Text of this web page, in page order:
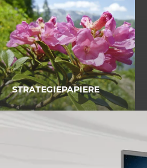
STRATEGIEPAPIERE